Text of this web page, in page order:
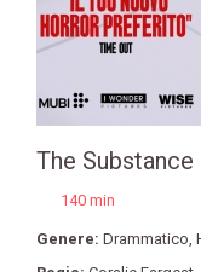
The Substance
140 min
Genere: Drammatico,